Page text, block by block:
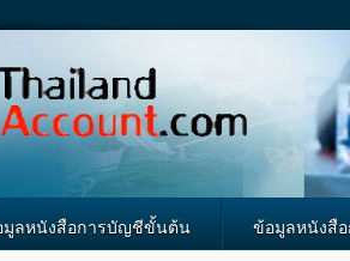
มูลหนังสือการบัญชีขั้นต้น ข้อมูลหนังสื